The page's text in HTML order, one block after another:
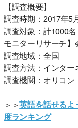
【調査概要】
調査時期：2017年5
調査対象：計1000
モニターリサーチ】
調査地域：全国
調査方法：インター
調査機関：オリコ
＞＞英語を話せる
度ランキング